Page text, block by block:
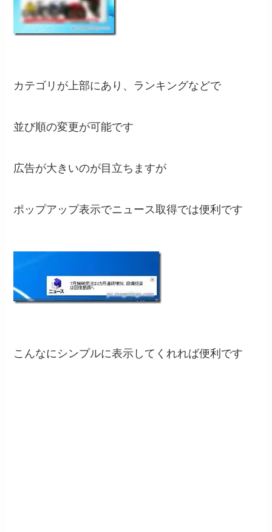
カテゴリが上部にあり、ランキングなどで
並び順の変更が可能です
広告が大きいのが目立ちますが
ポップアップ表示でニュース取得では便利です
こんなにシンプルに表示してくれれば便利です